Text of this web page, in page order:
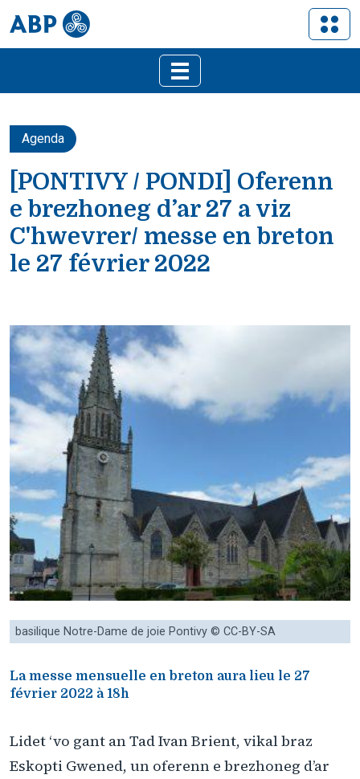
Agenda
[PONTIVY / PONDI] Oferenn
e brezhoneg d’ar 27 a viz
C'hwevrer/ messe en breton
le 27 février 2022
basilique Notre-Dame de joie Pontivy © CC-BY-SA
La messe mensuelle en breton aura lieu le 27
février 2022 à 18h
Lidet ‘vo gant an Tad Ivan Brient, vikal braz
Eskopti Gwened, un oferenn e brezhoneg d’ar